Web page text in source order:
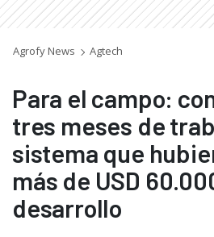
Agrofy News Agtech
Para el campo:
tres meses de
sistema que
más de USD
desarrollo